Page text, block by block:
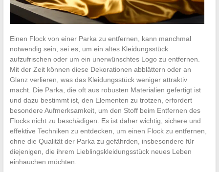
Einen Flock von einer Parka zu entfernen, kann manchmal
notwendig sein, sei es, um ein altes Kleidungsstück
aufzufrischen oder um ein unerwünschtes Logo zu entfernen.
Mit der Zeit können diese Dekorationen abblättern oder an
Glanz verlieren, was das Kleidungsstück weniger attraktiv
macht. Die Parka, die oft aus robusten Materialien gefertigt ist
und dazu bestimmt ist, den Elementen zu trotzen, erfordert
besondere Aufmerksamkeit, um den Stoff beim Entfernen des
Flocks nicht zu beschädigen. Es ist daher wichtig, sichere und
effektive Techniken zu entdecken, um einen Flock zu entfernen,
ohne die Qualität der Parka zu gefährden, insbesondere für
diejenigen, die ihrem Lieblingskleidungsstück neues Leben
einhauchen möchten.